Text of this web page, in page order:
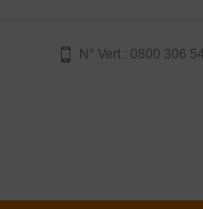
N° Vert : 0800 306